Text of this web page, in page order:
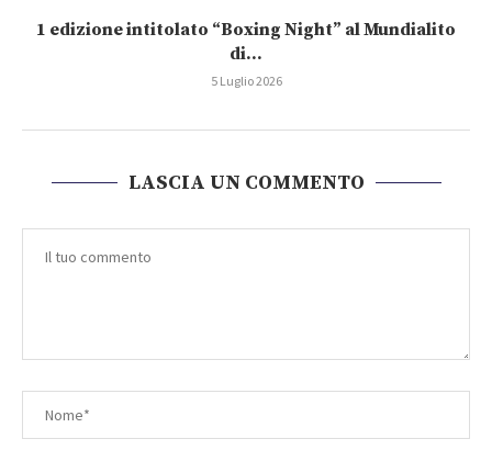
1 edizione intitolato “Boxing Night” al Mundialito
di...
5 Luglio 2026
LASCIA UN COMMENTO